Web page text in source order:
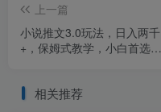
上一篇
小说推文3.0玩法，日入两千
+，保姆式教学，小白首选
相关推荐